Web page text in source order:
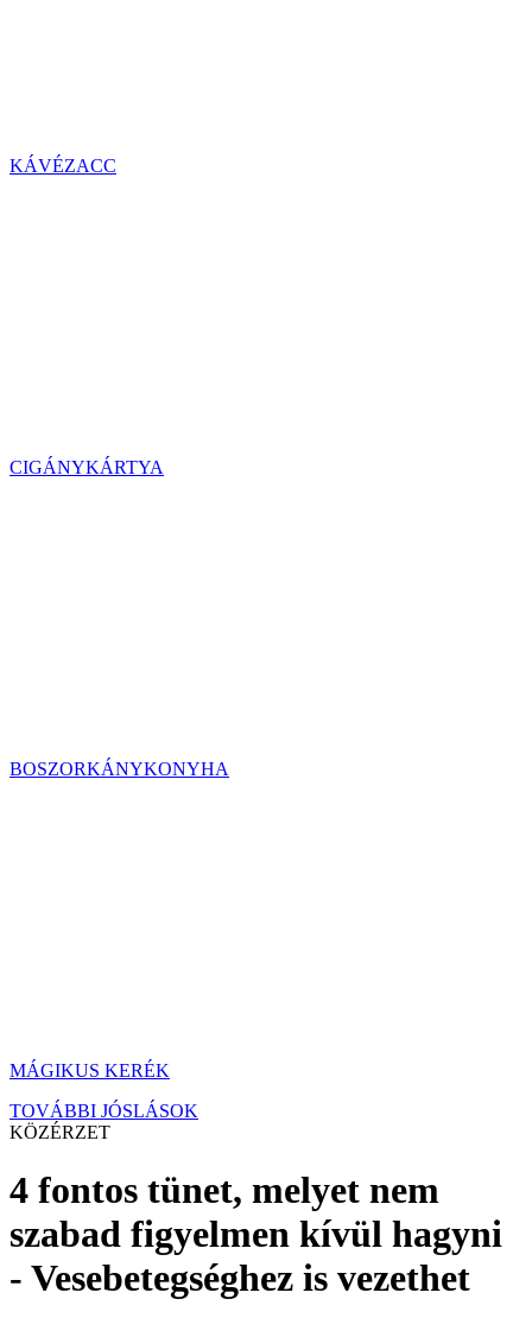
KÁVÉZACC
CIGÁNYKÁRTYA
BOSZORKÁNYKONYHA
MÁGIKUS KERÉK
TOVÁBBI JÓSLÁSOK
KÖZÉRZET
4 fontos tünet, melyet nem
szabad figyelmen kívül hagyni
- Vesebetegséghez is vezethet